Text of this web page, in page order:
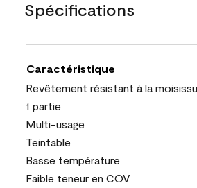
Spécifications
Caractéristique
Revêtement résistant à la
1 partie
Multi-usage
Teintable
Basse température
Faible teneur en COV